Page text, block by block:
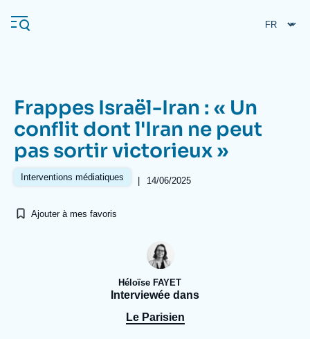
au
contenu
Navigation
principale
L'Ifri
Se connecter
À propos de l'Ifri
Proche-Orient
Frappes Israël-Iran : « Un
conflit dont l'Iran ne peut
pas sortir victorieux »
Interventions médiatiques | 14/06/2025
Ajouter à mes favoris
Héloïse FAYET
Interviewée dans
Le Parisien